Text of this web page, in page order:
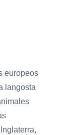
europeos
langosta